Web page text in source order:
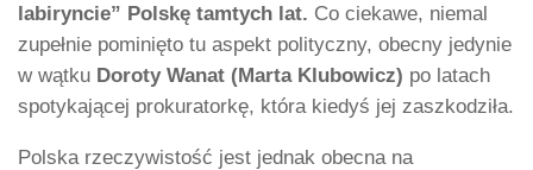
labiryncie” Polskę tamtych lat. Co ciekawe, niemal
zupełnie pominięto tu aspekt polityczny, obecny jedynie
w wątku Doroty Wanat (Marta Klubowicz) po latach
spotykającej prokuratorkę, która kiedyś jej zaszkodziła.
Polska rzeczywistość jest jednak obecna na